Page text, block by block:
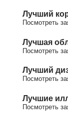
Лучший
Посмотреть
Лучшая
Посмотреть
Лучший
Посмотреть
Лучшие
Посмотреть